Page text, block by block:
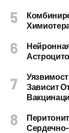
Зависит